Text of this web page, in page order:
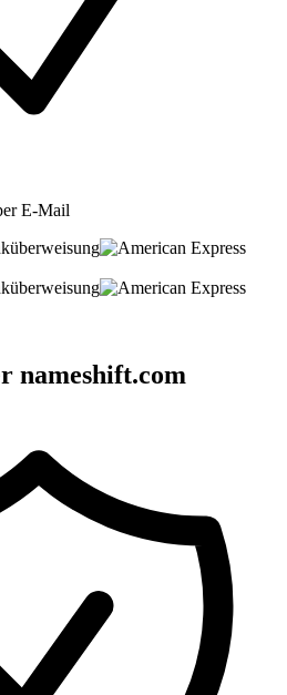
E-Mail
nameshift.com